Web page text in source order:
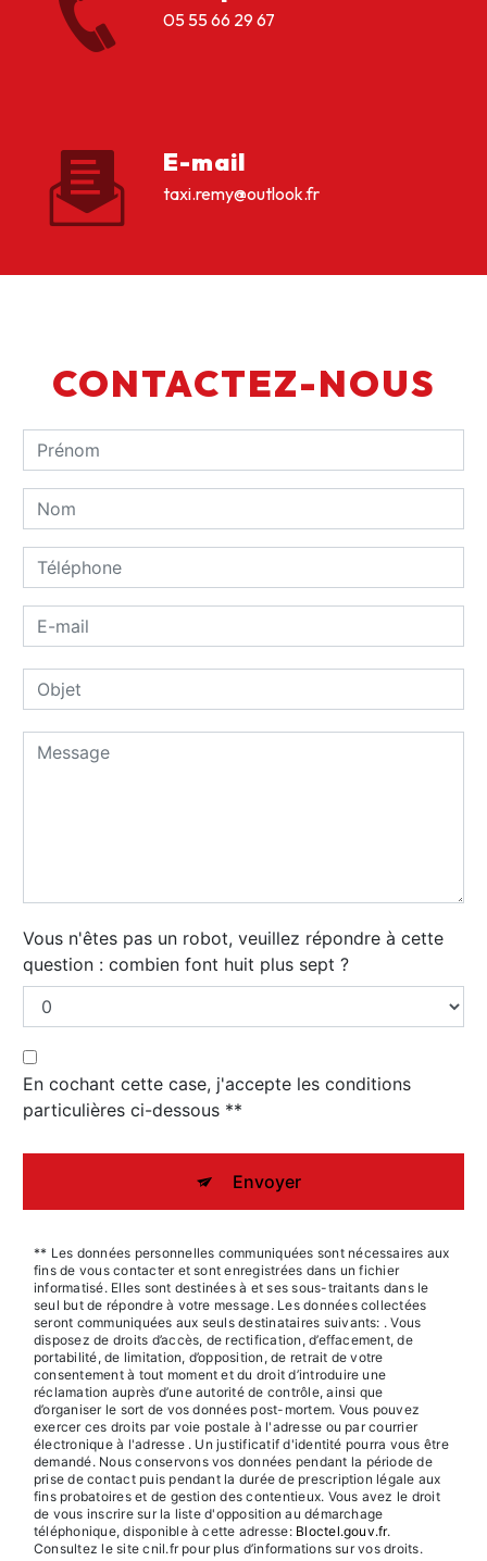
05 55 66 29 67
E-mail
taxi.remy@outlook.fr
CONTACTEZ-NOUS
Vous n'êtes pas un robot, veuillez répondre à cette
question : combien font huit plus sept ?
En cochant cette case, j'accepte les conditions
particulières ci-dessous **
Envoyer
** Les données personnelles communiquées sont nécessaires aux
fins de vous contacter et sont enregistrées dans un fichier
informatisé. Elles sont destinées à et ses sous-traitants dans le
seul but de répondre à votre message. Les données collectées
seront communiquées aux seuls destinataires suivants: . Vous
disposez de droits d’accès, de rectification, d’effacement, de
portabilité, de limitation, d’opposition, de retrait de votre
consentement à tout moment et du droit d’introduire une
réclamation auprès d’une autorité de contrôle, ainsi que
d’organiser le sort de vos données post-mortem. Vous pouvez
exercer ces droits par voie postale à l'adresse ou par courrier
électronique à l'adresse . Un justificatif d'identité pourra vous être
demandé. Nous conservons vos données pendant la période de
prise de contact puis pendant la durée de prescription légale aux
fins probatoires et de gestion des contentieux. Vous avez le droit
de vous inscrire sur la liste d'opposition au démarchage
téléphonique, disponible à cette adresse: Bloctel.gouv.fr.
Consultez le site cnil.fr pour plus d’informations sur vos droits.